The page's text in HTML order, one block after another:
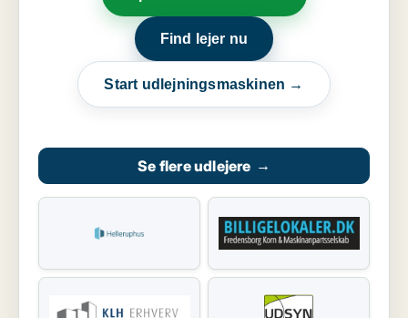
Find lejer nu
Start udlejningsmaskinen →
Se flere udlejere →